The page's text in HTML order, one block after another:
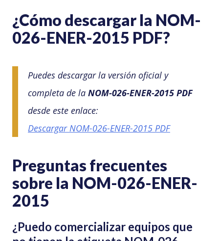
¿Cómo descargar la NOM-
026-ENER-2015 PDF?
Puedes descargar la versión oficial y
completa de la NOM-026-ENER-2015 PDF
desde este enlace:
Descargar NOM-026-ENER-2015 PDF
Preguntas frecuentes
sobre la NOM-026-ENER-
2015
¿Puedo comercializar equipos que